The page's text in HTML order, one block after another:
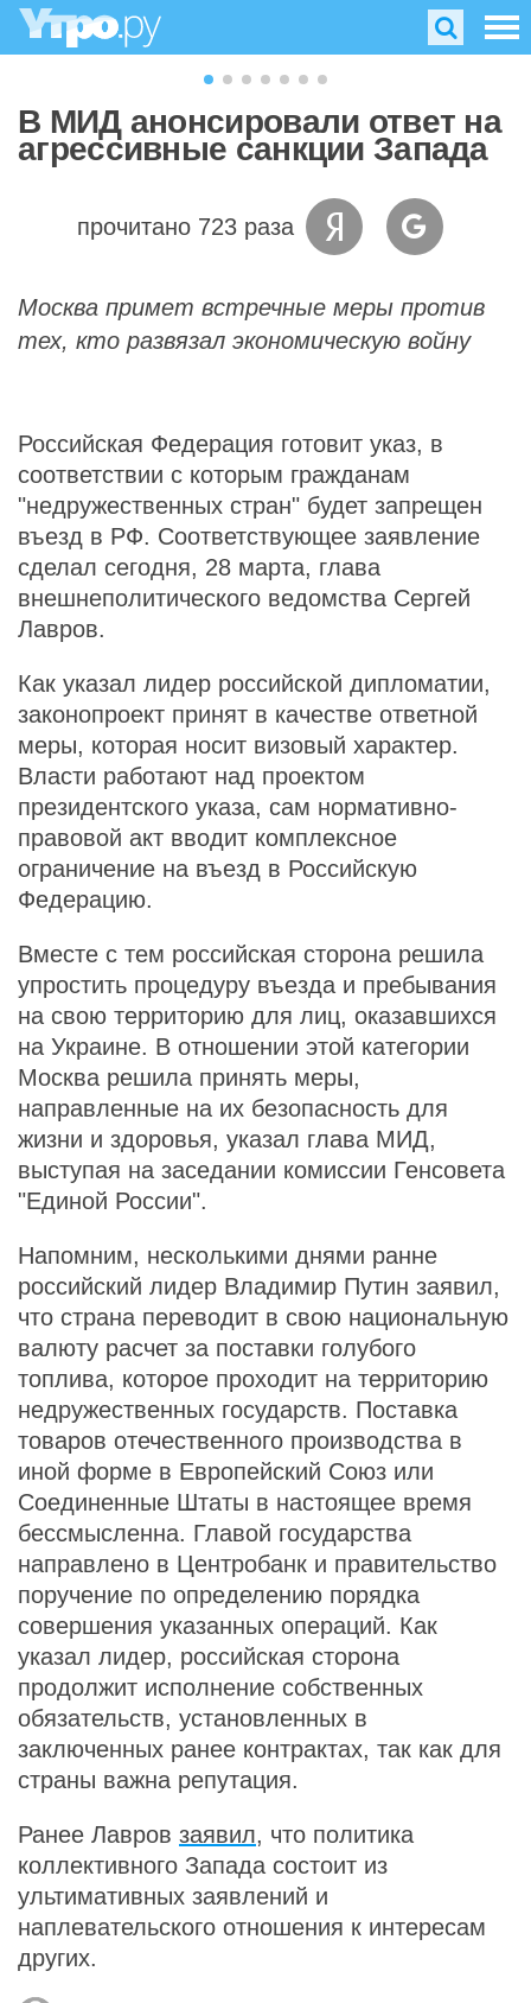
В МИД анонсировали ответ на
агрессивные санкции Запада
прочитано 723 раза
Москва примет встречные меры против
тех, кто развязал экономическую войну
Российская Федерация готовит указ, в
соответствии с которым гражданам
"недружественных стран" будет запрещен
въезд в РФ. Соответствующее заявление
сделал сегодня, 28 марта, глава
внешнеполитического ведомства Сергей
Лавров.
Как указал лидер российской дипломатии,
законопроект принят в качестве ответной
меры, которая носит визовый характер.
Власти работают над проектом
президентского указа, сам нормативно-
правовой акт вводит комплексное
ограничение на въезд в Российскую
Федерацию.
Вместе с тем российская сторона решила
упростить процедуру въезда и пребывания
на свою территорию для лиц, оказавшихся
на Украине. В отношении этой категории
Москва решила принять меры,
направленные на их безопасность для
жизни и здоровья, указал глава МИД,
выступая на заседании комиссии Генсовета
"Единой России".
Напомним, несколькими днями ранне
российский лидер Владимир Путин заявил,
что страна переводит в свою национальную
валюту расчет за поставки голубого
топлива, которое проходит на территорию
недружественных государств. Поставка
товаров отечественного производства в
иной форме в Европейский Союз или
Соединенные Штаты в настоящее время
бессмысленна. Главой государства
направлено в Центробанк и правительство
поручение по определению порядка
совершения указанных операций. Как
указал лидер, российская сторона
продолжит исполнение собственных
обязательств, установленных в
заключенных ранее контрактах, так как для
страны важна репутация.
Ранее Лавров заявил, что политика
коллективного Запада состоит из
ультимативных заявлений и
наплевательского отношения к интересам
других.